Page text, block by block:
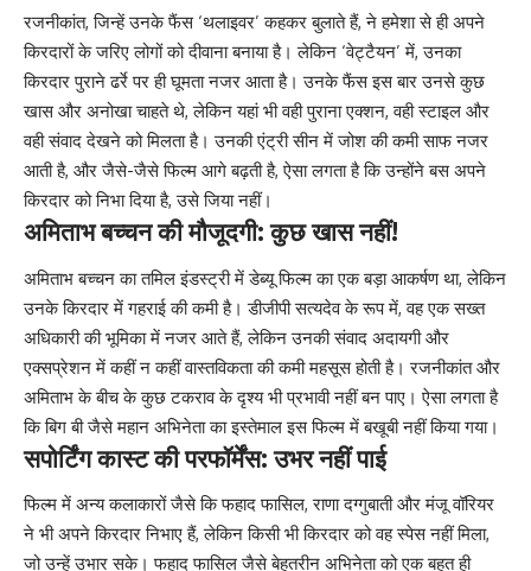
रजनीकांत, जिन्हें उनके फैंस ‘थलाइवर’ कहकर बुलाते हैं, ने हमेशा से ही अपने
किरदारों के जरिए लोगों को दीवाना बनाया है। लेकिन ‘वेट्टैयन’ में, उनका
किरदार पुराने ढर्रे पर ही घूमता नजर आता है। उनके फैंस इस बार उनसे कुछ
खास और अनोखा चाहते थे, लेकिन यहां भी वही पुराना एक्शन, वही स्टाइल और
वही संवाद देखने को मिलता है। उनकी एंट्री सीन में जोश की कमी साफ नजर
आती है, और जैसे-जैसे फिल्म आगे बढ़ती है, ऐसा लगता है कि उन्होंने बस अपने
किरदार को निभा दिया है, उसे जिया नहीं।
अमिताभ बच्चन की मौजूदगी: कुछ खास नहीं!
अमिताभ बच्चन का तमिल इंडस्ट्री में डेब्यू फिल्म का एक बड़ा आकर्षण था, लेकिन
उनके किरदार में गहराई की कमी है। डीजीपी सत्यदेव के रूप में, वह एक सख्त
अधिकारी की भूमिका में नजर आते हैं, लेकिन उनकी संवाद अदायगी और
एक्सप्रेशन में कहीं न कहीं वास्तविकता की कमी महसूस होती है। रजनीकांत और
अमिताभ के बीच के कुछ टकराव के दृश्य भी प्रभावी नहीं बन पाए। ऐसा लगता है
कि बिग बी जैसे महान अभिनेता का इस्तेमाल इस फिल्म में बखूबी नहीं किया गया।
सपोर्टिंग कास्ट की परफॉर्मेंस: उभर नहीं पाई
फिल्म में अन्य कलाकारों जैसे कि फहाद फासिल, राणा दग्गुबाती और मंजू वॉरियर
ने भी अपने किरदार निभाए हैं, लेकिन किसी भी किरदार को वह स्पेस नहीं मिला,
जो उन्हें उभार सके। फहाद फासिल जैसे बेहतरीन अभिनेता को एक बहुत ही